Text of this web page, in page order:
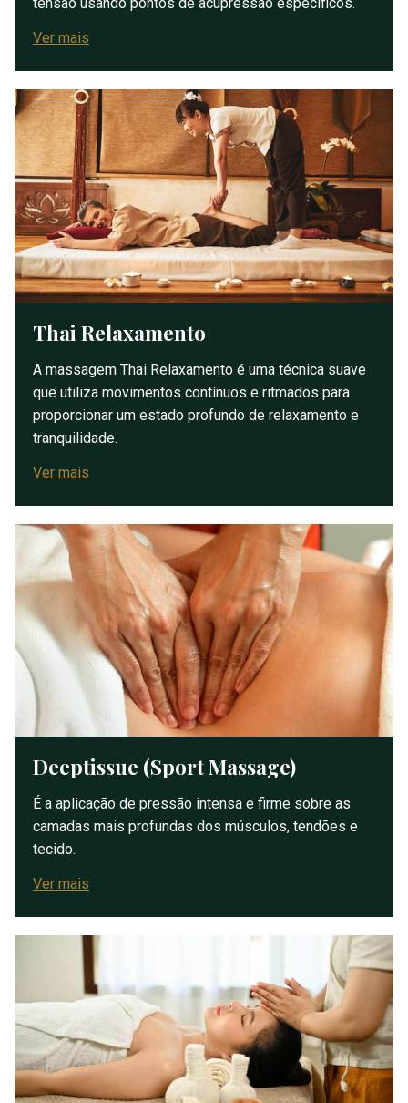
Ver mais
Thai Relaxamento
A massagem Thai Relaxamento é uma técnica suave
que utiliza movimentos contínuos e ritmados para
proporcionar um estado profundo de relaxamento e
tranquilidade.
Ver mais
Deeptissue (Sport Massage)
É a aplicação de pressão intensa e firme sobre as
camadas mais profundas dos músculos, tendões e
tecido.
Ver mais